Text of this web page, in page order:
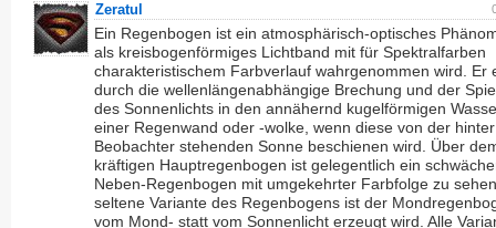
Zeratul
Ein Regenbogen ist ein atmosphärisch-optisches
als kreisbogenförmiges Lichtband mit für Spektralfarben
charakteristischem Farbverlauf wahrgenommen wird. Er
durch die wellenlängenabhängige Brechung und der
des Sonnenlichts in den annähernd kugelförmigen
einer Regenwand oder -wolke, wenn diese von der
Beobachter stehenden Sonne beschienen wird. Über
kräftigen Hauptregenbogen ist gelegentlich ein
Neben-Regenbogen mit umgekehrter Farbfolge zu
seltene Variante des Regenbogens ist der
vom Mond- statt vom Sonnenlicht erzeugt wird. Alle